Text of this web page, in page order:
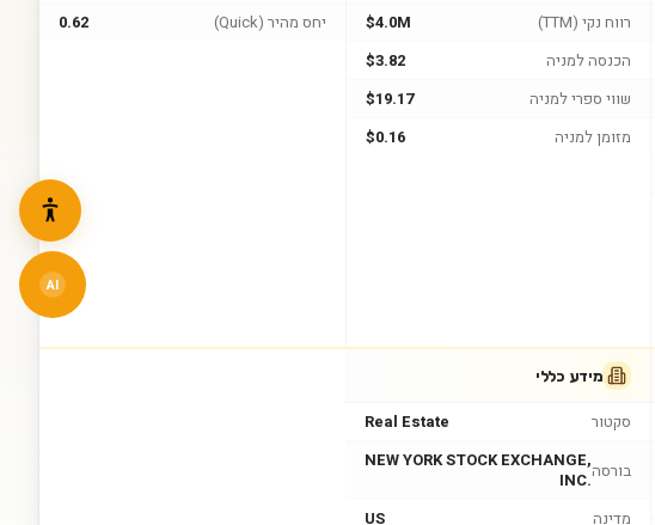
רווח נקי (TTM)
$4.0M
הכנסה למניה
$3.82
שווי ספרי למניה
$19.17
מזומן למניה
$0.16
יחס מהיר (Quick)
0.62
מידע כללי
סקטור Real Estate
בורסהNEW YORK STOCK EXCHANGE,
INC.
מדינה
US
AI